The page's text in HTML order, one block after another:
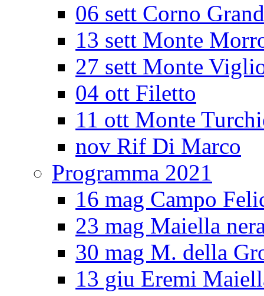
06 sett Corno
13 sett Monte
27 sett Monte
04 ott Filetto
11 ott Monte
nov Rif Di Marco
Programma 2021
16 mag Campo
23 mag Maiella
30 mag M. della
13 giu Eremi